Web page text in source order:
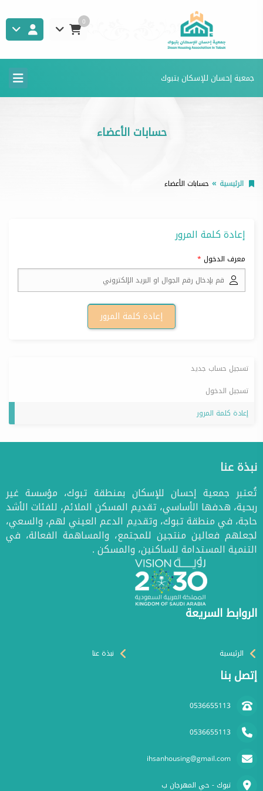
0
جمعية إحسان للإسكان بتبوك
حسابات الأعضاء
الرئيسية حسابات الأعضاء
إعادة كلمة المرور
معرف الدخول
تسجيل حساب جديد
تسجيل الدخول
إعادة كلمة المرور
نبذة عنا
تُعتبر جمعية إحسان للإسكان بمنطقة تبوك، مؤسسة غير
ربحية، هدفها الأساسي، تقديم المسكن الملائم، للفئات الأشد
حاجة، في منطقة تبوك، وتقديم الدعم العيني لهم، والسعي،
لجعلهم فعالين منتجين للمجتمع، والمساهمة الفعالة، في
التنمية المستدامة للساكنين، والمسكن .
الروابط السريعة
الرئيسية نبذة عنا
إتصل بنا
0536655113
0536655113
ihsanhousing@gmail.com
تبوك - حي المهرجان ب